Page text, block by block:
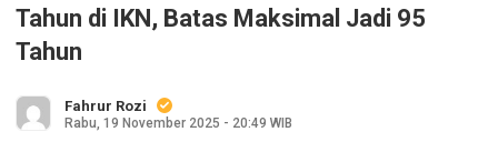
Tahun di IKN, Batas Maksimal Jadi 95
Tahun
Fahrur Rozi
Rabu, 19 November 2025 - 20:49 WIB